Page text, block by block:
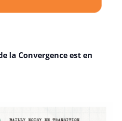
la Convergence est en